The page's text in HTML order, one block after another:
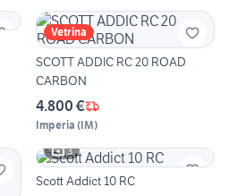
Vetrina
SCOTT ADDIC RC 20 ROAD
CARBON
4.800 €
Imperia (IM)
3
Scott Addict 10 RC